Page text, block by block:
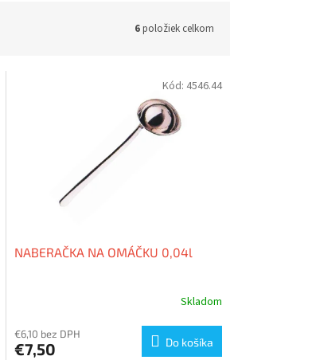
6položiek celkom
NABERAČKA NA OMÁČKU 0,04l
Skladom
€6,10 bez DPH
€7,50 Do košíka
Kód: 4546.44